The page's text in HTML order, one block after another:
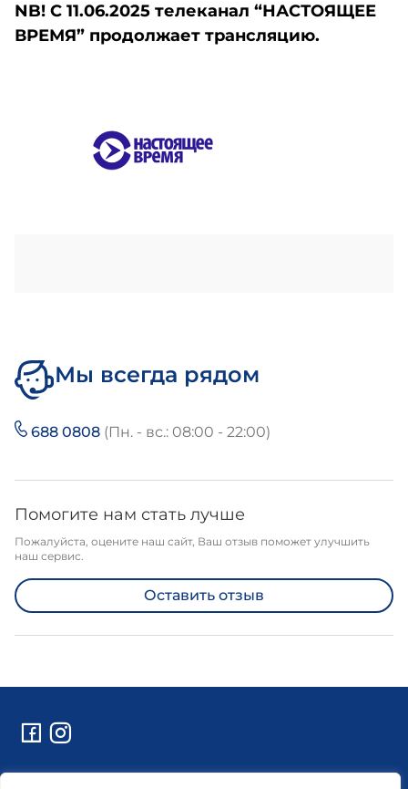
NB! С 11.06.2025 телеканал “НАСТОЯЩЕЕ
ВРЕМЯ” продолжает трансляцию.
Мы всегда рядом
688 0808 (Пн. - вс.: 08:00 - 22:00)
Помогите нам стать лучше
Пожалуйста, оцените наш сайт, Ваш отзыв поможет улучшить
наш сервис.
Оставить отзыв